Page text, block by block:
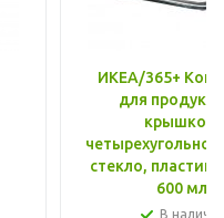
ИКЕА/365+
для
крышкой,
стекло, пластик
600 мл
В